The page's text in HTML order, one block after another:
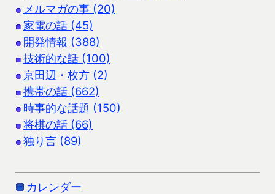
メルマガの事 (20)
家電の話 (45)
開発情報 (388)
技術的な話 (100)
京田辺・枚方 (2)
携帯の話 (662)
時事的な話題 (150)
将棋の話 (66)
独り言 (89)
カレンダー